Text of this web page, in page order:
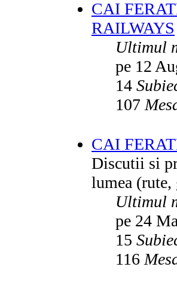
CAI
RAILWAYS
Ultimul
pe 12
14
107
CAI
Discutii si
lumea (rute,
Ultimul
pe 24
15
116